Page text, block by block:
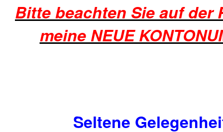
Bitte beachten Sie auf der
meine NEUE
Seltene